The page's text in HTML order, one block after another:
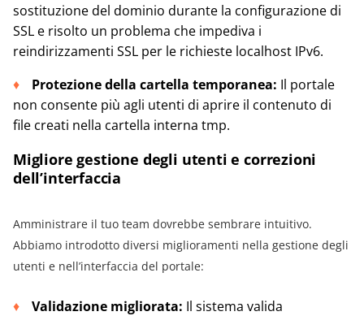
sostituzione del dominio durante la configurazione di
SSL e risolto un problema che impediva i
reindirizzamenti SSL per le richieste localhost IPv6.
Protezione della cartella temporanea: Il portale
non consente più agli utenti di aprire il contenuto di
file creati nella cartella interna tmp.
Migliore gestione degli utenti e correzioni
dell’interfaccia
Amministrare il tuo team dovrebbe sembrare intuitivo.
Abbiamo introdotto diversi miglioramenti nella gestione degli
utenti e nell’interfaccia del portale:
Validazione migliorata: Il sistema valida